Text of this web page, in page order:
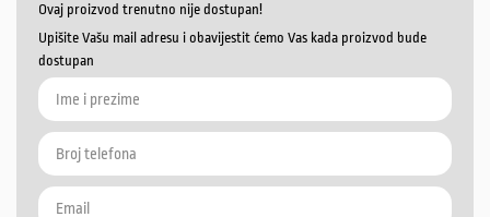
Ovaj proizvod trenutno nije dostupan!
Upišite Vašu mail adresu i obavijestit ćemo Vas kada proizvod bude
dostupan